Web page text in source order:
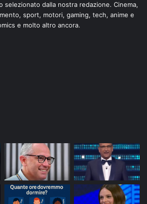
selezionato dalla nostra redazione. Cinema,
sport, motori, gaming, tech, anime e
e molto altro ancora.